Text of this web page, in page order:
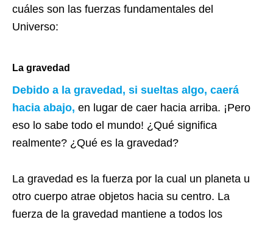
cuáles son las fuerzas fundamentales del
Universo:
La gravedad
Debido a la gravedad, si sueltas algo, caerá
hacia abajo, en lugar de caer hacia arriba. ¡Pero
eso lo sabe todo el mundo! ¿Qué significa
realmente? ¿Qué es la gravedad?
La gravedad es la fuerza por la cual un planeta u
otro cuerpo atrae objetos hacia su centro. La
fuerza de la gravedad mantiene a todos los